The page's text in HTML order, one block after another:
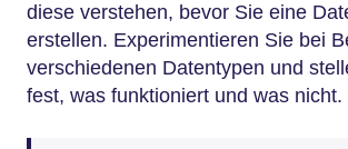
diese verstehen, bevor Sie eine
erstellen. Experimentieren Sie bei
verschiedenen Datentypen und
fest, was funktioniert und was nicht.